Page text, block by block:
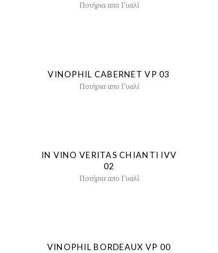
Ποτήρια απο Γυαλί
VINOPHIL CABERNET VP 03
Ποτήρια απο Γυαλί
IN VINO VERITAS CHIANTI IVV
02
Ποτήρια απο Γυαλί
VINOPHIL BORDEAUX VP 00